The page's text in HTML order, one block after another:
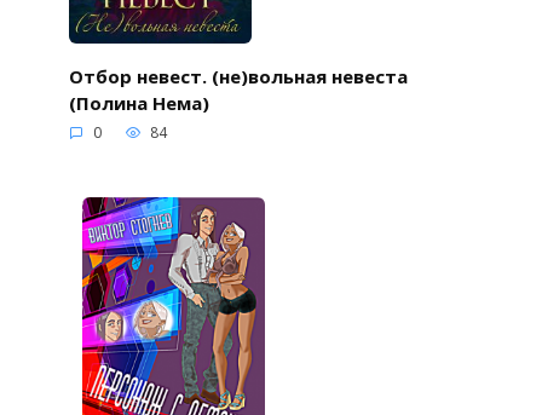
Отбор невест. (не)вольная невеста
(Полина Нема)
0 84